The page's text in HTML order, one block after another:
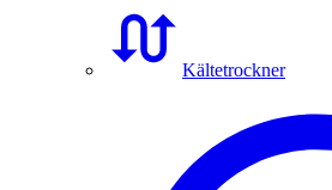
Kältetrockner